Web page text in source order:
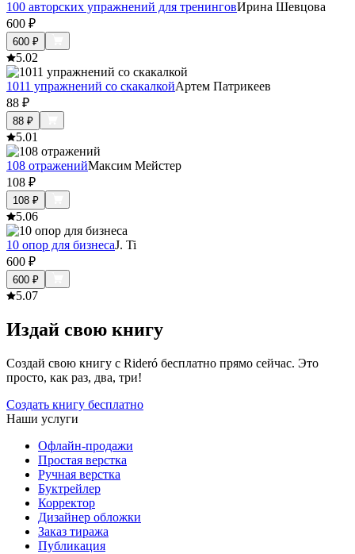
100 авторских упражнений для тренинговИрина Шевцова
600 ₽
600 ₽
5.02
1011 упражнений со скакалкойАртем Патрикеев
88 ₽
88 ₽
5.01
108 отраженийМаксим Мейстер
108 ₽
108 ₽
5.06
10 опор для бизнесаJ. Ti
600 ₽
600 ₽
5.07
Издай свою книгу
Создай свою книгу с Rideró бесплатно прямо сейчас. Это
просто, как раз, два, три!
Создать книгу бесплатно
Наши услуги
Офлайн-продажи
Простая верстка
Ручная верстка
Буктрейлер
Корректор
Дизайнер обложки
Заказ тиража
Публикация